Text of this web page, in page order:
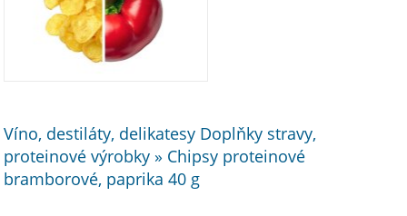
Víno, destiláty, delikatesy Doplňky stravy,
proteinové výrobky » Chipsy proteinové
bramborové, paprika 40 g